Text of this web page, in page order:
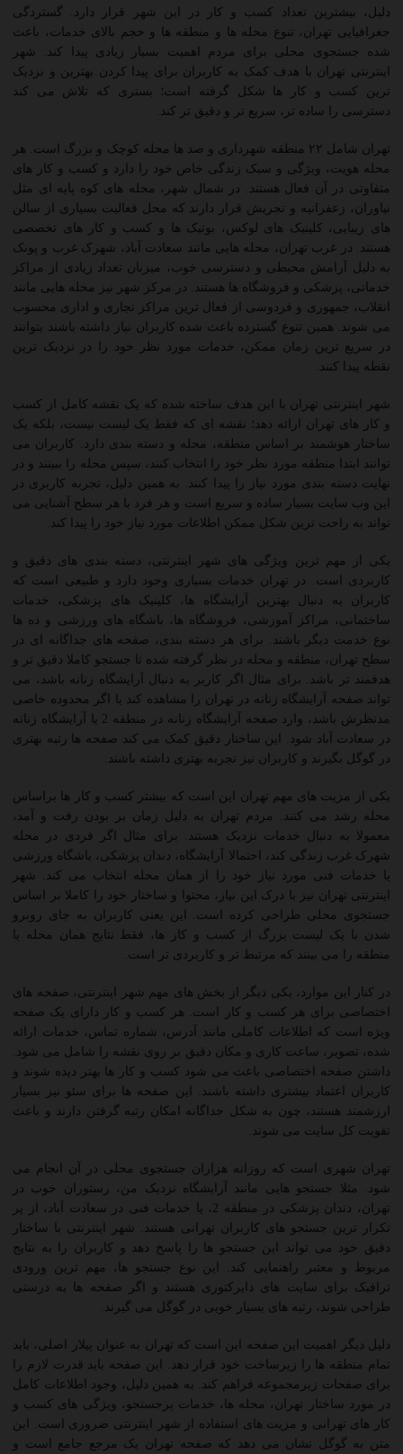
دلیل، بیشترین تعداد کسب و کار در این شهر قرار دارد. گستردگی
جغرافیایی تهران، تنوع محله ها و منطقه ها و حجم بالای خدمات، باعث
شده جستجوی محلی برای مردم اهمیت بسیار زیادی پیدا کند. شهر
اینترنتی تهران با هدف کمک به کاربران برای پیدا کردن بهترین و نزدیک
ترین کسب و کار ها شکل گرفته است؛ بستری که تلاش می کند
دسترسی را ساده تر، سریع تر و دقیق تر کند.
تهران شامل ۲۲ منطقه شهرداری و صد ها محله کوچک و بزرگ است. هر
محله هویت، ویژگی و سبک زندگی خاص خود را دارد و کسب و کار های
متفاوتی در آن فعال هستند. در شمال شهر، محله های کوه پایه ای مثل
نیاوران، زعفرانیه و تجریش قرار دارند که محل فعالیت بسیاری از سالن
های زیبایی، کلینیک های لوکس، بوتیک ها و کسب و کار های تخصصی
هستند. در غرب تهران، محله هایی مانند سعادت آباد، شهرک غرب و پونک
به دلیل آرامش محیطی و دسترسی خوب، میزبان تعداد زیادی از مراکز
خدماتی، پزشکی و فروشگاه ها هستند. در مرکز شهر نیز محله هایی مانند
انقلاب، جمهوری و فردوسی از فعال ترین مراکز تجاری و اداری محسوب
می شوند. همین تنوع گسترده باعث شده کاربران نیاز داشته باشند بتوانند
در سریع ترین زمان ممکن، خدمات مورد نظر خود را در نزدیک ترین
نقطه پیدا کنند.
شهر اینترنتی تهران با این هدف ساخته شده که یک نقشه کامل از کسب
و کار های تهران ارائه دهد؛ نقشه ای که فقط یک لیست نیست، بلکه یک
ساختار هوشمند بر اساس منطقه، محله و دسته بندی دارد. کاربران می
توانند ابتدا منطقه مورد نظر خود را انتخاب کنند، سپس محله را ببینند و در
نهایت دسته بندی مورد نیاز را پیدا کنند. به همین دلیل، تجربه کاربری در
این وب سایت بسیار ساده و سریع است و هر فرد با هر سطح آشنایی می
تواند به راحت ترین شکل ممکن اطلاعات مورد نیاز خود را پیدا کند.
یکی از مهم ترین ویژگی های شهر اینترنتی، دسته بندی های دقیق و
کاربردی است. در تهران خدمات بسیاری وجود دارد و طبیعی است که
کاربران به دنبال بهترین آرایشگاه ها، کلینیک های پزشکی، خدمات
ساختمانی، مراکز آموزشی، فروشگاه ها، باشگاه های ورزشی و ده ها
نوع خدمت دیگر باشند. برای هر دسته بندی، صفحه های جداگانه ای در
سطح تهران، منطقه و محله در نظر گرفته شده تا جستجو کاملا دقیق تر و
هدفمند تر باشد. برای مثال اگر کاربر به دنبال آرایشگاه زنانه باشد، می
تواند صفحه آرایشگاه زنانه در تهران را مشاهده کند یا اگر محدوده خاصی
مدنظرش باشد، وارد صفحه آرایشگاه زنانه در منطقه 2 یا آرایشگاه زنانه
در سعادت آباد شود. این ساختار دقیق کمک می کند صفحه ها رتبه بهتری
در گوگل بگیرند و کاربران نیز تجربه بهتری داشته باشند.
یکی از مزیت های مهم تهران این است که بیشتر کسب و کار ها براساس
محله رشد می کنند. مردم تهران به دلیل زمان بر بودن رفت و آمد،
معمولا به دنبال خدمات نزدیک هستند. برای مثال اگر فردی در محله
شهرک غرب زندگی کند، احتمالا آرایشگاه، دندان پزشکی، باشگاه ورزشی
یا خدمات فنی مورد نیاز خود را از همان محله انتخاب می کند. شهر
اینترنتی تهران نیز با درک این نیاز، محتوا و ساختار خود را کاملا بر اساس
جستجوی محلی طراحی کرده است. این یعنی کاربران به جای روبرو
شدن با یک لیست بزرگ از کسب و کار ها، فقط نتایج همان محله یا
منطقه را می بینند که مرتبط تر و کاربردی تر است.
در کنار این موارد، یکی دیگر از بخش های مهم شهر اینترنتی، صفحه های
اختصاصی برای هر کسب و کار است. هر کسب و کار دارای یک صفحه
ویژه است که اطلاعات کاملی مانند آدرس، شماره تماس، خدمات ارائه
شده، تصویر، ساعت کاری و مکان دقیق بر روی نقشه را شامل می شود.
داشتن صفحه اختصاصی باعث می شود کسب و کار ها بهتر دیده شوند و
کاربران اعتماد بیشتری داشته باشند. این صفحه ها برای سئو نیز بسیار
ارزشمند هستند، چون به شکل جداگانه امکان رتبه گرفتن دارند و باعث
تقویت کل سایت می شوند.
تهران شهری است که روزانه هزاران جستجوی محلی در آن انجام می
شود. مثلا جستجو هایی مانند آرایشگاه نزدیک من، رستوران خوب در
تهران، دندان پزشکی در منطقه 2، یا خدمات فنی در سعادت آباد، از پر
تکرار ترین جستجو های کاربران تهرانی هستند. شهر اینترنتی با ساختار
دقیق خود می تواند این جستجو ها را پاسخ دهد و کاربران را به نتایج
مربوط و معتبر راهنمایی کند. این نوع جستجو ها، مهم ترین ورودی
ترافیک برای سایت های دایرکتوری هستند و اگر صفحه ها به درستی
طراحی شوند، رتبه های بسیار خوبی در گوگل می گیرند.
دلیل دیگر اهمیت این صفحه این است که تهران به عنوان پیلار اصلی، باید
تمام منطقه ها را زیرساخت خود قرار دهد. این صفحه باید قدرت لازم را
برای صفحات زیرمجموعه فراهم کند. به همین دلیل، وجود اطلاعات کامل
در مورد ساختار تهران، محله ها، خدمات پرجستجو، ویژگی های کسب و
کار های تهرانی و مزیت های استفاده از شهر اینترنتی ضروری است. این
متن به گوگل نشان می دهد که صفحه تهران یک مرجع جامع است و